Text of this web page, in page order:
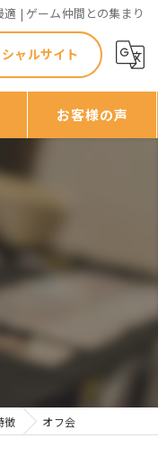
| ゲーム仲間との集まり
ャルサイト
お客様の声
徴 オフ会